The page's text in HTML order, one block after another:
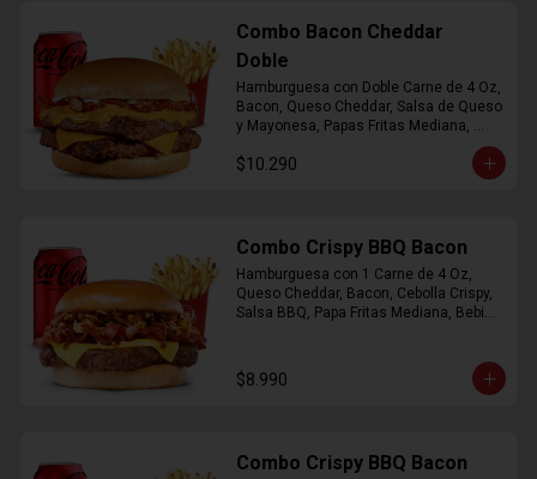
Combo Bacon Cheddar
Doble
Hamburguesa con Doble Carne de 4 Oz,
Bacon, Queso Cheddar, Salsa de Queso
y Mayonesa, Papas Fritas Mediana,
$10.290
Combo Crispy BBQ Bacon
Hamburguesa con 1 Carne de 4 Oz,
Queso Cheddar, Bacon, Cebolla Crispy,
Salsa BBQ, Papa Fritas Mediana, Bebida
$8.990
Combo Crispy BBQ Bacon